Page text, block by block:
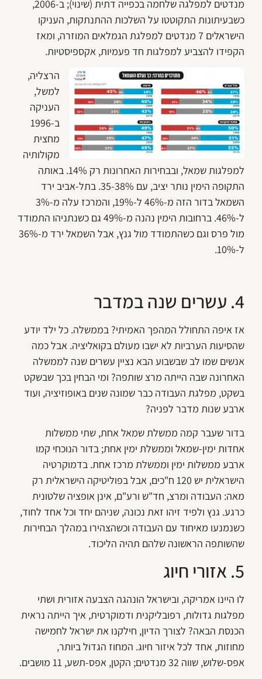
מנדטים למפלגה שלחמה בכפייה דתית (שינוי); ב-2006,
כשבעיתונות התקוטטו על השלכות ההתנתקות, העניקו
הישראלים 7 מנדטים למפלגת הגמלאים המוזרה, ומאז
הקפידו להצביע למפלגות חד פעמיות, אקספיסטיות.
הרצליה,
למשל,
העניקה
ב-1996
מחצית
מקולותיה
למפלגות שמאל, ובבחירות האחרונות רק 14%. באותה
התקופה הימין נותר יציב, עם 35-38%. בתל-אביב ירד
השמאל בדור הזה מ-46% ל-19%, והמרכז עלה מ-3%
ל-46%. ברחובות הימין נהנה מ-49% גם כשנתניהו התמודד
מול פרס וגם כשהתמודד מול גנץ, אבל השמאל ירד מ-36%
ל-10%.
4. עשרים שנה במדבר
אז איפה התחולל המהפך האמיתי? בממשלה. כל ילד יודע
שהסיעות הערביות לא ישבו מעולם בקואליציה. אבל כמה
אנשים שמו לב שבשבוע הבא נציין עשרים שנה לממשלה
האחרונה שבה הייתה מרצ שותפה? ומי הבחין בכך שבשקט
בשקט, מפלגת העבודה כבר שמונה שנים באופוזיציה, ועוד
ארבע שנות מדבר לפניה?
בדור שעבר קמה ממשלת שמאל אחת, שתי ממשלות
אחדות ימין-שמאל וממשלת ימין אחת; בדור הנוכחי קמו
ארבע ממשלות ימין וממשלת מרכז אחת. בדמוקרטיה
הישראלית יש 120 ח"כים, אבל בפוליטיקה הישראלית רק
מאה: העבודה ומרצ, חד"ש ורע"ם, אינן אופציה שלטונית
כרגע. גנץ ולפיד זיהו זאת נכונה, שניהם יחד וכל אחד לחוד,
כשנמנעו מאיחוד עם העבודה וכשהצהירו במהלך הבחירות
שהשותפה הראשונה שלהם תהיה הליכוד.
5. אזורי חיוג
לו היינו אמריקה, ובישראל הונהגה הצבעה אזורית ושתי
מפלגות גדולות, רפובליקנית ודמוקרטית, איך הייתה נראית
הכנסת הבאה? לצורך הדיון, חילקנו את ישראל לחמישה
מחוזות, אחד לכל איזור חיוג. המחוז הגדול ביותר,
אפס-שלוש, שווה 32 מנדטים; הקטן, אפס-תשע, 11 מושבים.